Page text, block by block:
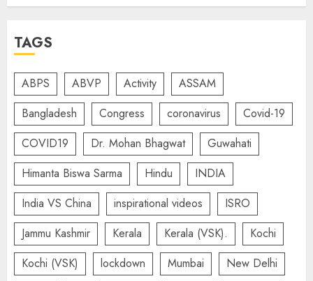
TAGS
ABPS ABVP Activity
ASSAM
Bangladesh
Congress coronavirus
Covid-19
COVID19
Dr. Mohan Bhagwat
Guwahati
Himanta Biswa Sarma
Hindu
INDIA
India VS China
inspirational videos
ISRO
Jammu Kashmir
Kerala Kerala (VSK).
Kochi
Kochi (VSK)
lockdown Mumbai
New Delhi